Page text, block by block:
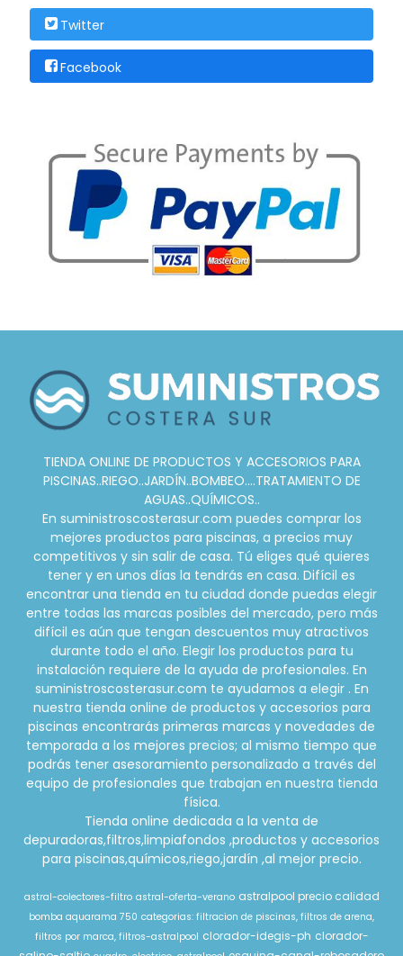
Twitter
Facebook
TIENDA ONLINE DE PRODUCTOS Y ACCESORIOS PARA
PISCINAS..RIEGO..JARDÍN..BOMBEO....TRATAMIENTO DE
AGUAS..QUÍMICOS..
En suministroscosterasur.com puedes comprar los
mejores productos para piscinas, a precios muy
competitivos y sin salir de casa. Tú eliges qué quieres
tener y en unos días la tendrás en casa. Difícil es
encontrar una tienda en tu ciudad donde puedas elegir
entre todas las marcas posibles del mercado, pero más
difícil es aún que tengan descuentos muy atractivos
durante todo el año. Elegir los productos para tu
instalación requiere de la ayuda de profesionales. En
suministroscosterasur.com te ayudamos a elegir . En
nuestra tienda online de productos y accesorios para
piscinas encontrarás primeras marcas y novedades de
temporada a los mejores precios; al mismo tiempo que
podrás tener asesoramiento personalizado a través del
equipo de profesionales que trabajan en nuestra tienda
física.
Tienda online dedicada a la venta de
depuradoras,filtros,limpiafondos ,productos y accesorios
para piscinas,químicos,riego,jardín ,al mejor precio.
astral-colectores-filtro astral-oferta-verano astralpool precio calidad
bomba aquarama 750 categorias: filtracion de piscinas, filtros de arena,
filtros por marca, filtros-astralpool clorador-idegis-ph clorador-